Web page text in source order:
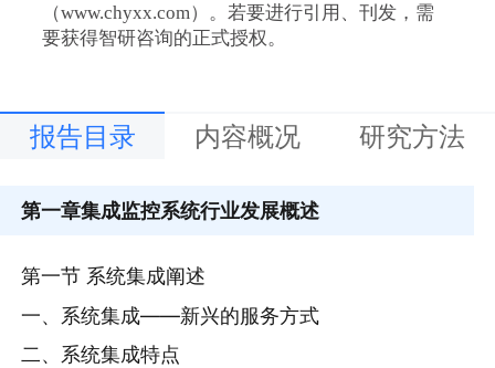
（www.chyxx.com）。若要进行引用、刊发，需
要获得智研咨询的正式授权。
报告目录 内容概况 研究方法
第一章集成监控系统行业发展概述
第一节 系统集成阐述
一、系统集成——新兴的服务方式
二、系统集成特点